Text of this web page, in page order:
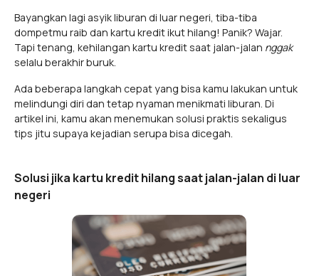
Bayangkan lagi asyik liburan di luar negeri, tiba-tiba
dompetmu raib dan kartu kredit ikut hilang! Panik? Wajar.
Tapi tenang, kehilangan kartu kredit saat jalan-jalan nggak
selalu berakhir buruk.
Ada beberapa langkah cepat yang bisa kamu lakukan untuk
melindungi diri dan tetap nyaman menikmati liburan. Di
artikel ini, kamu akan menemukan solusi praktis sekaligus
tips jitu supaya kejadian serupa bisa dicegah.
Solusi jika kartu kredit hilang saat jalan-jalan di luar
negeri